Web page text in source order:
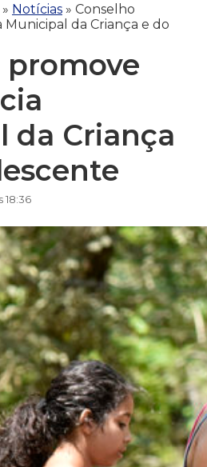
» Notícias » Conselho
da Criança e do
promove
da Criança
18:36